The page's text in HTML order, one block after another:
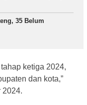
35 Belum
ketiga 2024,
dan kota,”
2024.